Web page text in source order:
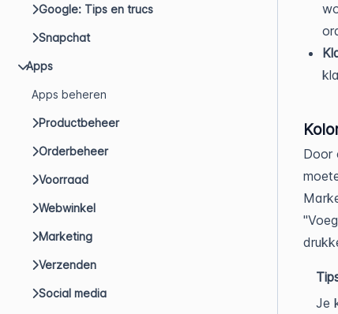
Google: Tips en trucs
Snapchat
Apps
Apps beheren
Productbeheer
Orderbeheer
Voorraad
Webwinkel
Marketing
Verzenden
Social media
Door
Je